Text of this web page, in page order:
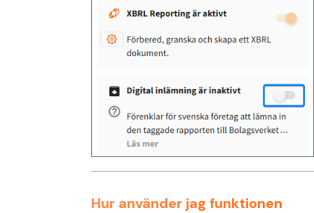
Hur använder jag funktionen